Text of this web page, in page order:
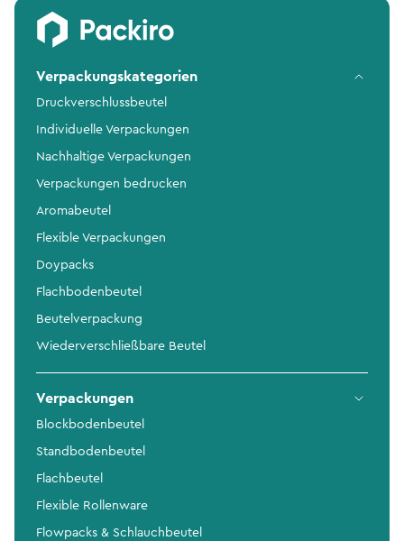
Verpackungskategorien
Druckverschlussbeutel
Individuelle Verpackungen
Nachhaltige Verpackungen
Verpackungen bedrucken
Aromabeutel
Flexible Verpackungen
Doypacks
Flachbodenbeutel
Beutelverpackung
Wiederverschließbare Beutel
Verpackungen
Blockbodenbeutel
Standbodenbeutel
Flachbeutel
Flexible Rollenware
Flowpacks & Schlauchbeutel